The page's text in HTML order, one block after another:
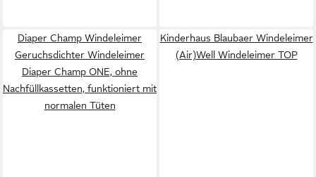
Diaper Champ Windeleimer
Geruchsdichter Windeleimer
Diaper Champ ONE, ohne
Nachfüllkassetten, funktioniert mit
normalen Tüten
Kinderhaus Blaubaer Windeleimer
(Air)Well Windeleimer TOP